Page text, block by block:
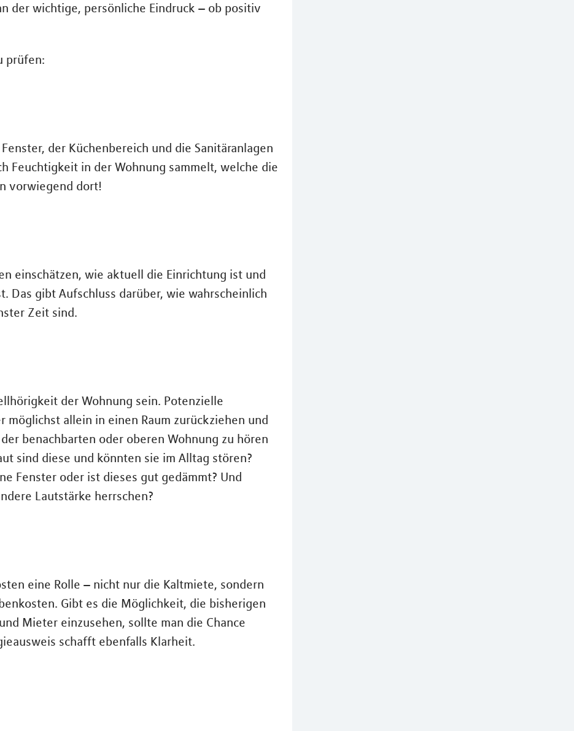
der wichtige, persönliche Eindruck – ob positiv
prüfen:
der Küchenbereich und die Sanitäranlagen
Feuchtigkeit in der Wohnung sammelt, welche die
vorwiegend dort!
einschätzen, wie aktuell die Einrichtung ist und
gibt Aufschluss darüber, wie wahrscheinlich
Zeit sind.
der Wohnung sein. Potenzielle
allein in einen Raum zurückziehen und
benachbarten oder oberen Wohnung zu hören
sind diese und könnten sie im Alltag stören?
Fenster oder ist dieses gut gedämmt? Und
Lautstärke herrschen?
eine Rolle – nicht nur die Kaltmiete, sondern
Gibt es die Möglichkeit, die bisherigen
Mieter einzusehen, sollte man die Chance
schafft ebenfalls Klarheit.